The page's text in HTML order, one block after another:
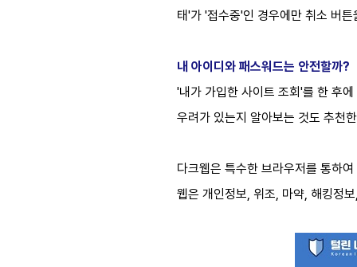
태'가 '접수중'인 경우에만 취소 버
내 아이디와 패스워드는 안전할까?
'내가 가입한 사이트 조회'를 한 후
우려가 있는지 알아보는 것도 추천
다크웹은 특수한 브라우저를 통하
웹은 개인정보, 위조, 마약, 해킹정